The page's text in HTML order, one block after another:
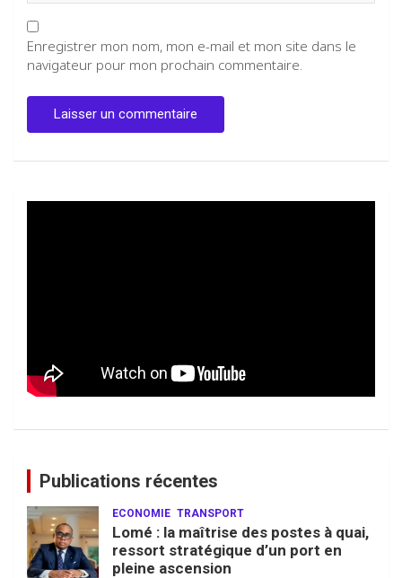
Enregistrer mon nom, mon e-mail et mon site dans le
navigateur pour mon prochain commentaire.
Publications récentes
ECONOMIE TRANSPORT
Lomé : la maîtrise des postes à quai,
ressort stratégique d’un port en
pleine ascension